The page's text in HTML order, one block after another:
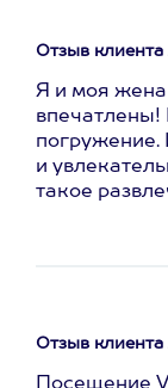
Отзыв
Я и моя жена
впечатлены!
и
такое
Отзыв